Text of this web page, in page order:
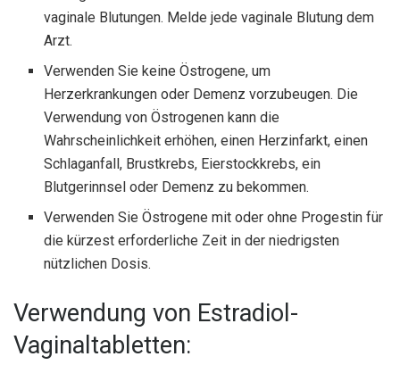
vaginale Blutungen. Melde jede vaginale Blutung dem
Arzt.
Verwenden Sie keine Östrogene, um
Herzerkrankungen oder Demenz vorzubeugen. Die
Verwendung von Östrogenen kann die
Wahrscheinlichkeit erhöhen, einen Herzinfarkt, einen
Schlaganfall, Brustkrebs, Eierstockkrebs, ein
Blutgerinnsel oder Demenz zu bekommen.
Verwenden Sie Östrogene mit oder ohne Progestin für
die kürzest erforderliche Zeit in der niedrigsten
nützlichen Dosis.
Verwendung von Estradiol-
Vaginaltabletten: